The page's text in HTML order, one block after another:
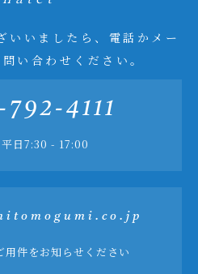
いいましたら、電話かメー
い合わせください。
4111
日7:30 - 17:00
用件をお知らせください